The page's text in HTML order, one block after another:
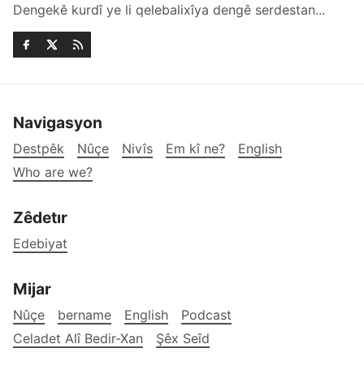
Dengekê kurdî ye li qelebalixîya dengê serdestan...
Navigasyon
Destpêk Nûçe Nivîs Em kî ne?
English
Who are we?
Zêdetır
Edebiyat
Mijar
Nûçe bername English
Podcast
Celadet Alî Bedir-Xan
Şêx Seîd